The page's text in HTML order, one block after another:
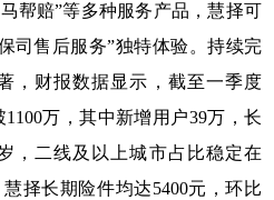
帮赔”等多种服务产品，慧择可
司售后服务”独特体验。持续完
，财报数据显示，截至一季度
万，其中新增用户39万，长
，二线及以上城市占比稳定在
择长期险件均达5400元，环比